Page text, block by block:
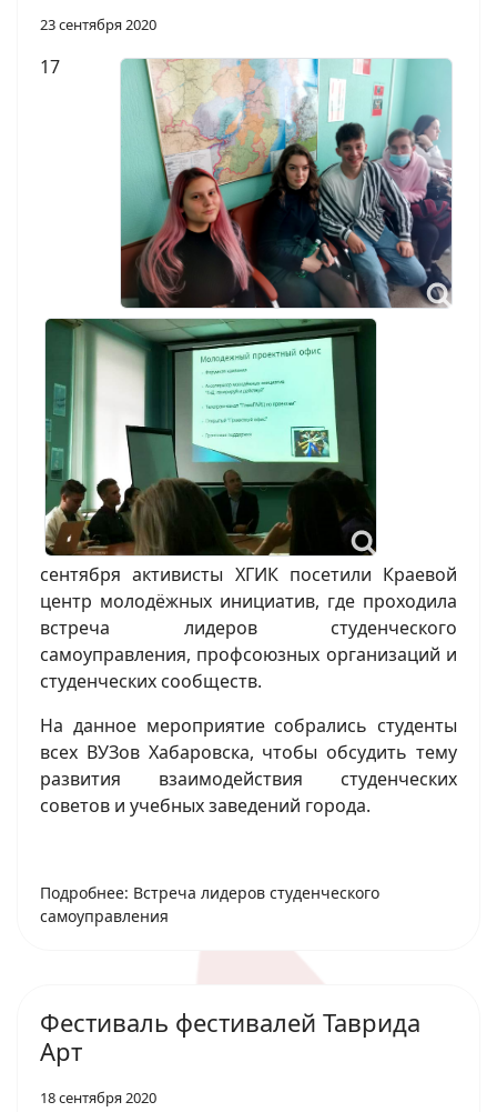
23 сентября 2020
17
сентября активисты ХГИК посетили Краевой
центр молодёжных инициатив, где проходила
встреча лидеров студенческого
самоуправления, профсоюзных организаций и
студенческих сообществ.
На данное мероприятие собрались студенты
всех ВУЗов Хабаровска, чтобы обсудить тему
развития взаимодействия студенческих
советов и учебных заведений города.
Подробнее: Встреча лидеров студенческого
самоуправления
Фестиваль фестивалей Таврида
Арт
18 сентября 2020